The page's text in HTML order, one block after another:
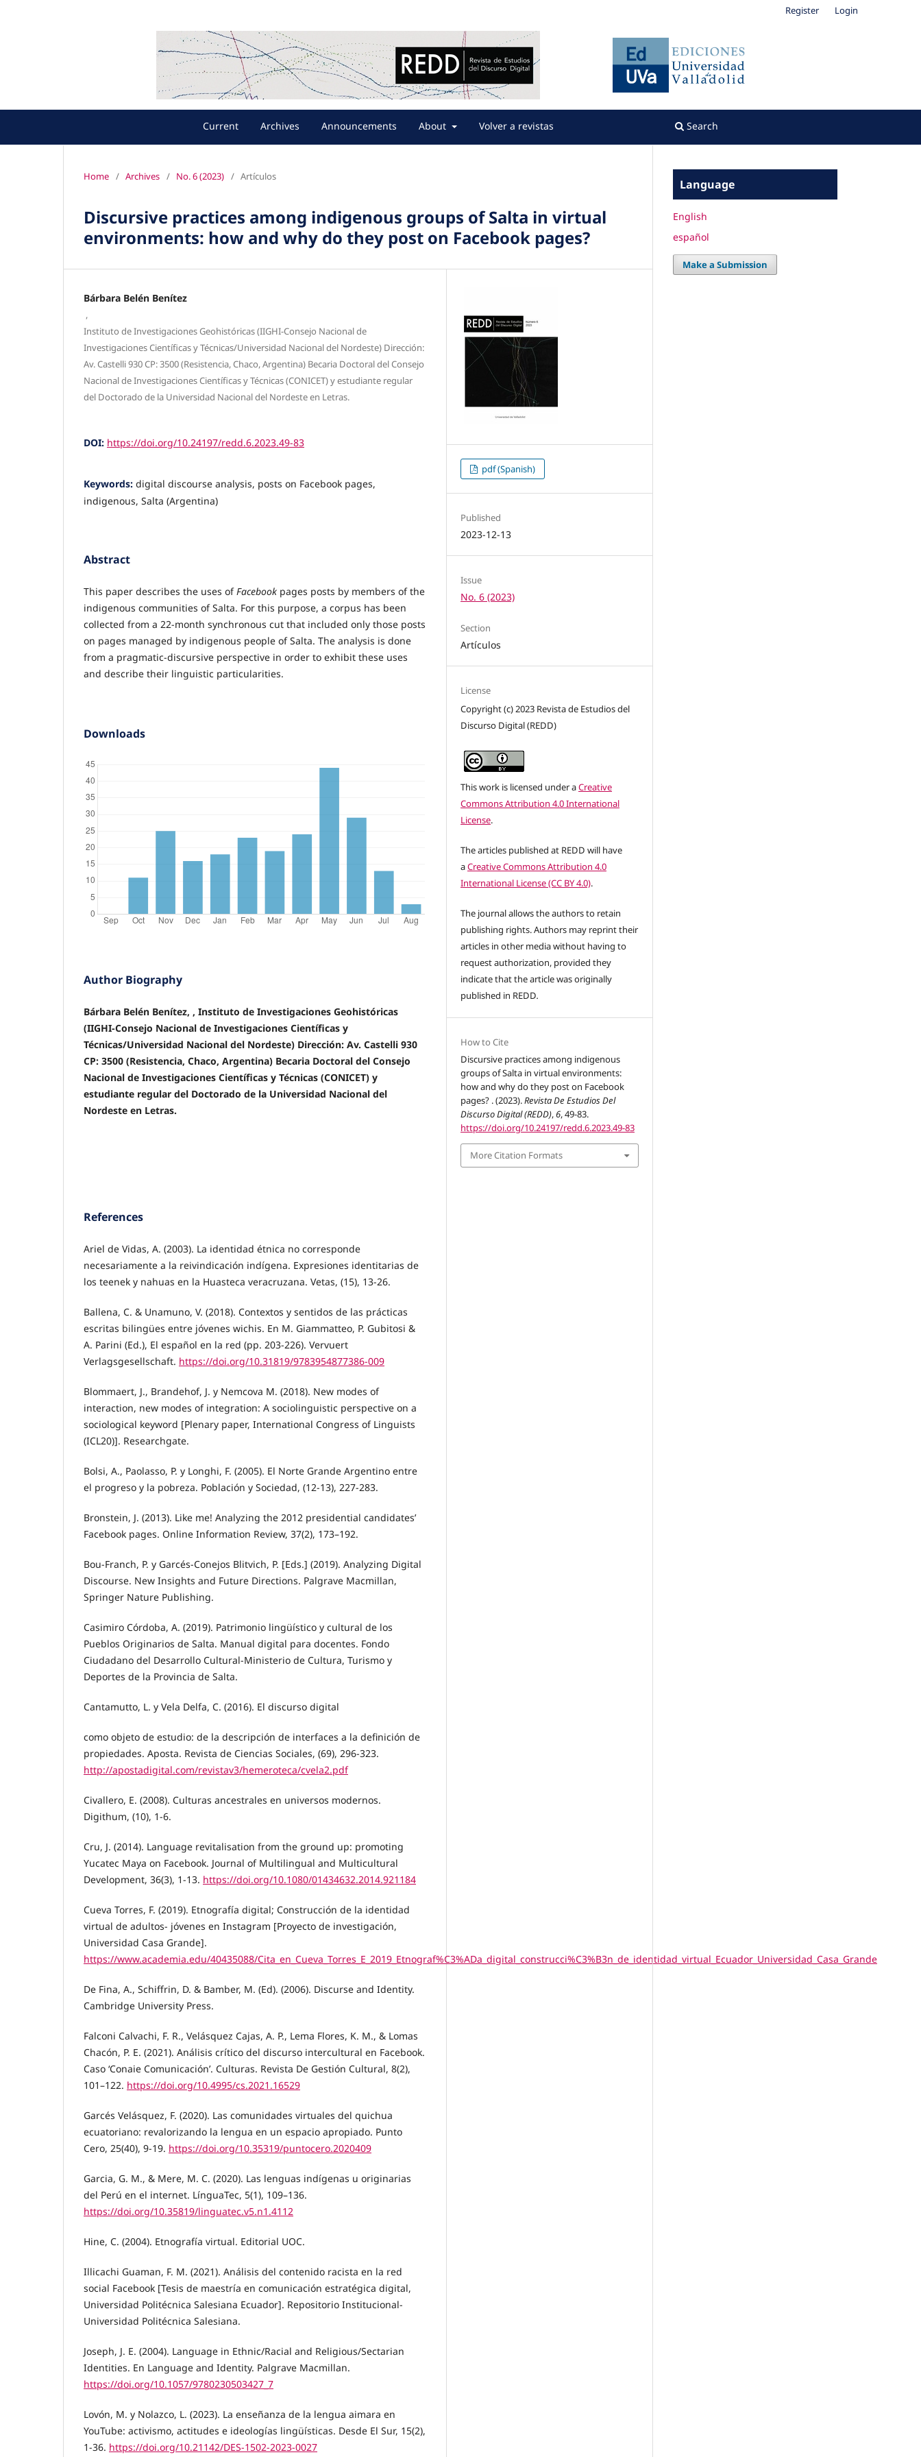
Current Archives Announcements About Volver a revistas Search
Register Login
Home / Archives / No. 6 (2023) / Artículos
Discursive practices among indigenous groups of Salta in virtual
environments: how and why do they post on Facebook pages?
Bárbara Belén Benítez
,
Instituto de Investigaciones Geohistóricas (IIGHI-Consejo Nacional de
Investigaciones Científicas y Técnicas/Universidad Nacional del Nordeste) Dirección:
Av. Castelli 930 CP: 3500 (Resistencia, Chaco, Argentina) Becaria Doctoral del Consejo
Nacional de Investigaciones Científicas y Técnicas (CONICET) y estudiante regular
del Doctorado de la Universidad Nacional del Nordeste en Letras.
DOI: https://doi.org/10.24197/redd.6.2023.49-83
Keywords: digital discourse analysis, posts on Facebook pages,
indigenous, Salta (Argentina)
Abstract
This paper describes the uses ofFacebook pages posts by members of the
indigenous communities of Salta. For this purpose, a corpus has been
collected from a 22-month synchronous cut that included only those posts
on pages managed by indigenous people of Salta. The analysis is done
from a pragmatic-discursive perspective in order to exhibit these uses
and describe their linguistic particularities.
Downloads
Author Biography
Bárbara Belén Benítez, , Instituto de Investigaciones Geohistóricas
(IIGHI-Consejo Nacional de Investigaciones Científicas y
Técnicas/Universidad Nacional del Nordeste) Dirección: Av. Castelli 930
CP: 3500 (Resistencia, Chaco, Argentina) Becaria Doctoral del Consejo
Nacional de Investigaciones Científicas y Técnicas (CONICET) y
estudiante regular del Doctorado de la Universidad Nacional del
Nordeste en Letras.
References
Ariel de Vidas, A. (2003). La identidad étnica no corresponde
necesariamente a la reivindicación indígena. Expresiones identitarias de
los teenek y nahuas en la Huasteca veracruzana. Vetas, (15), 13-26.
Ballena, C. & Unamuno, V. (2018). Contextos y sentidos de las prácticas
escritas bilingües entre jóvenes wichis. En M. Giammatteo, P. Gubitosi &
A. Parini (Ed.), El español en la red (pp. 203-226). Vervuert
Verlagsgesellschaft. https://doi.org/10.31819/9783954877386-009
Blommaert, J., Brandehof, J. y Nemcova M. (2018). New modes of
interaction, new modes of integration: A sociolinguistic perspective on a
sociological keyword [Plenary paper, International Congress of Linguists
(ICL20)]. Researchgate.
Bolsi, A., Paolasso, P. y Longhi, F. (2005). El Norte Grande Argentino entre
el progreso y la pobreza. Población y Sociedad, (12-13), 227-283.
Bronstein, J. (2013). Like me! Analyzing the 2012 presidential candidates’
Facebook pages. Online Information Review, 37(2), 173–192.
Bou-Franch, P. y Garcés-Conejos Blitvich, P. [Eds.] (2019). Analyzing Digital
Discourse. New Insights and Future Directions. Palgrave Macmillan,
Springer Nature Publishing.
Casimiro Córdoba, A. (2019). Patrimonio lingüístico y cultural de los
Pueblos Originarios de Salta. Manual digital para docentes. Fondo
Ciudadano del Desarrollo Cultural-Ministerio de Cultura, Turismo y
Deportes de la Provincia de Salta.
Cantamutto, L. y Vela Delfa, C. (2016). El discurso digital
como objeto de estudio: de la descripción de interfaces a la definición de
propiedades. Aposta. Revista de Ciencias Sociales, (69), 296-323.
http://apostadigital.com/revistav3/hemeroteca/cvela2.pdf
Civallero, E. (2008). Culturas ancestrales en universos modernos.
Digithum, (10), 1-6.
Cru, J. (2014). Language revitalisation from the ground up: promoting
Yucatec Maya on Facebook. Journal of Multilingual and Multicultural
Development, 36(3), 1-13. https://doi.org/10.1080/01434632.2014.921184
Cueva Torres, F. (2019). Etnografía digital; Construcción de la identidad
virtual de adultos- jóvenes en Instagram [Proyecto de investigación,
Universidad Casa Grande].
https://www.academia.edu/40435088/Cita_en_Cueva_Torres_E_2019_Etnograf%C3%ADa_digital_construcci%C3%B3n_de_identidad_virtual_Ecuador_Universidad_Casa_Grande
De Fina, A., Schiffrin, D. & Bamber, M. (Ed). (2006). Discurse and Identity.
Cambridge University Press.
Falconi Calvachi, F. R., Velásquez Cajas, A. P., Lema Flores, K. M., & Lomas
Chacón, P. E. (2021). Análisis crítico del discurso intercultural en Facebook.
Caso ‘Conaie Comunicación’. Culturas. Revista De Gestión Cultural, 8(2),
101–122. https://doi.org/10.4995/cs.2021.16529
Garcés Velásquez, F. (2020). Las comunidades virtuales del quichua
ecuatoriano: revalorizando la lengua en un espacio apropiado. Punto
Cero, 25(40), 9-19. https://doi.org/10.35319/puntocero.2020409
Garcia, G. M., & Mere, M. C. (2020). Las lenguas indígenas u originarias
del Perú en el internet. LínguaTec, 5(1), 109–136.
https://doi.org/10.35819/linguatec.v5.n1.4112
Hine, C. (2004). Etnografía virtual. Editorial UOC.
Illicachi Guaman, F. M. (2021). Análisis del contenido racista en la red
social Facebook [Tesis de maestría en comunicación estratégica digital,
Universidad Politécnica Salesiana Ecuador]. Repositorio Institucional-
Universidad Politécnica Salesiana.
Joseph, J. E. (2004). Language in Ethnic/Racial and Religious/Sectarian
Identities. En Language and Identity. Palgrave Macmillan.
https://doi.org/10.1057/9780230503427_7
Lovón, M. y Nolazco, L. (2023). La enseñanza de la lengua aimara en
YouTube: activismo, actitudes e ideologías lingüísticas. Desde El Sur, 15(2),
1-36. https://doi.org/10.21142/DES-1502-2023-0027
pdf (Spanish)
Published
2023-12-13
Issue
No. 6 (2023)
Section
Artículos
License
Copyright (c) 2023 Revista de Estudios del
Discurso Digital (REDD)
This work is licensed under aCreative
Commons Attribution 4.0 International
License.
The articles published at REDD will have
aCreative Commons Attribution 4.0
International License (CC BY 4.0).
The journal allows the authors to retain
publishing rights. Authors may reprint their
articles in other media without having to
request authorization, provided they
indicate that the article was originally
published in REDD.
How to Cite
Discursive practices among indigenous
groups of Salta in virtual environments:
how and why do they post on Facebook
pages? . (2023).Revista De Estudios Del
Discurso Digital (REDD),6, 49-83.
https://doi.org/10.24197/redd.6.2023.49-83
More Citation Formats
Language
English
español
Make a Submission